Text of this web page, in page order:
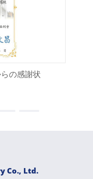
の感謝状
Co., Ltd.